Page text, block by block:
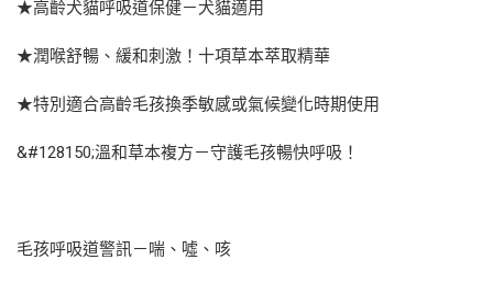
★高齡犬貓呼吸道保健－犬貓適用
★潤喉舒暢、緩和刺激！十項草本萃取精華
★特別適合高齡毛孩換季敏感或氣候變化時期使用
&#128150;溫和草本複方－守護毛孩暢快呼吸！
毛孩呼吸道警訊－喘、噓、咳